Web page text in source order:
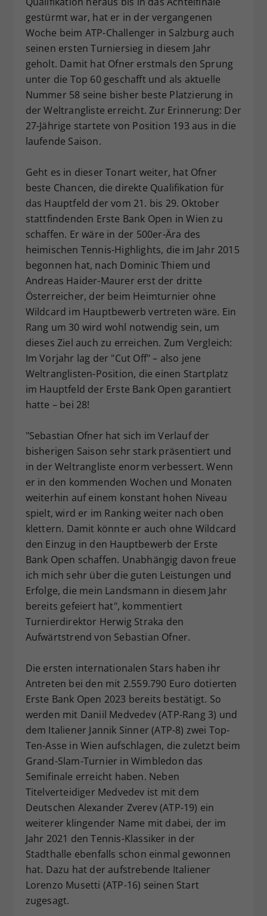
gestürmt war, hat er in der vergangenen
Woche beim ATP-Challenger in Salzburg auch
seinen ersten Turniersieg in diesem Jahr
geholt. Damit hat Ofner erstmals den Sprung
unter die Top 60 geschafft und als aktuelle
Nummer 58 seine bisher beste Platzierung in
der Weltrangliste erreicht. Zur Erinnerung: Der
27-Jährige startete von Position 193 aus in die
laufende Saison.
Geht es in dieser Tonart weiter, hat Ofner
beste Chancen, die direkte Qualifikation für
das Hauptfeld der vom 21. bis 29. Oktober
stattfindenden Erste Bank Open in Wien zu
schaffen. Er wäre in der 500er-Ära des
heimischen Tennis-Highlights, die im Jahr 2015
begonnen hat, nach Dominic Thiem und
Andreas Haider-Maurer erst der dritte
Österreicher, der beim Heimturnier ohne
Wildcard im Hauptbewerb vertreten wäre. Ein
Rang um 30 wird wohl notwendig sein, um
dieses Ziel auch zu erreichen. Zum Vergleich:
Im Vorjahr lag der "Cut Off" – also jene
Weltranglisten-Position, die einen Startplatz
im Hauptfeld der Erste Bank Open garantiert
hatte – bei 28!
"Sebastian Ofner hat sich im Verlauf der
bisherigen Saison sehr stark präsentiert und
in der Weltrangliste enorm verbessert. Wenn
er in den kommenden Wochen und Monaten
weiterhin auf einem konstant hohen Niveau
spielt, wird er im Ranking weiter nach oben
klettern. Damit könnte er auch ohne Wildcard
den Einzug in den Hauptbewerb der Erste
Bank Open schaffen. Unabhängig davon freue
ich mich sehr über die guten Leistungen und
Erfolge, die mein Landsmann in diesem Jahr
bereits gefeiert hat", kommentiert
Turnierdirektor Herwig Straka den
Aufwärtstrend von Sebastian Ofner.
Die ersten internationalen Stars haben ihr
Antreten bei den mit 2.559.790 Euro dotierten
Erste Bank Open 2023 bereits bestätigt. So
werden mit Daniil Medvedev (ATP-Rang 3) und
dem Italiener Jannik Sinner (ATP-8) zwei Top-
Ten-Asse in Wien aufschlagen, die zuletzt beim
Grand-Slam-Turnier in Wimbledon das
Semifinale erreicht haben. Neben
Titelverteidiger Medvedev ist mit dem
Deutschen Alexander Zverev (ATP-19) ein
weiterer klingender Name mit dabei, der im
Jahr 2021 den Tennis-Klassiker in der
Stadthalle ebenfalls schon einmal gewonnen
hat. Dazu hat der aufstrebende Italiener
Lorenzo Musetti (ATP-16) seinen Start
zugesagt.
Zweck
Dieser Wert speichert Ihre Consent-
Einstellungen. Unter anderem eine
zufällig generierte ID, für die
historische Speicherung Ihrer
vorgenommen Einstellungen, falls der
Webseiten-Betreiber dies eingestellt
hat.